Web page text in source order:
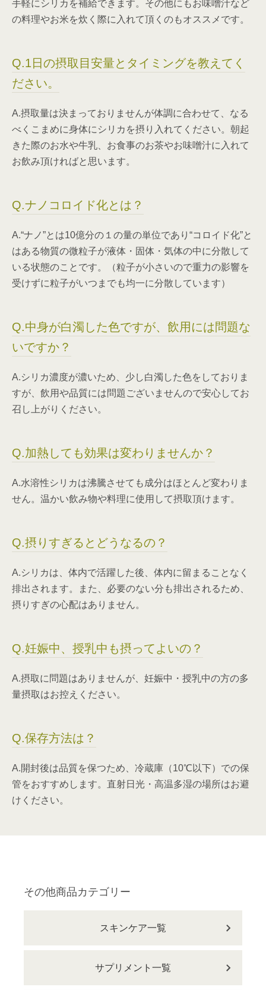
手軽にシリカを補給できます。その他にもお味噌汁など
の料理やお米を炊く際に入れて頂くのもオススメです。
Q.1日の摂取目安量とタイミングを教えてく
ださい。
A.摂取量は決まっておりませんが体調に合わせて、なる
べくこまめに身体にシリカを摂り入れてください。朝起
きた際のお水や牛乳、お食事のお茶やお味噌汁に入れて
お飲み頂ければと思います。
Q.ナノコロイド化とは？
A.“ナノ”とは10億分の１の量の単位であり“コロイド化”と
はある物質の微粒子が液体・固体・気体の中に分散して
いる状態のことです。（粒子が小さいので重力の影響を
受けずに粒子がいつまでも均一に分散しています）
Q.中身が白濁した色ですが、飲用には問題な
いですか？
A.シリカ濃度が濃いため、少し白濁した色をしておりま
すが、飲用や品質には問題ございませんので安心してお
召し上がりください。
Q.加熱しても効果は変わりませんか？
A.水溶性シリカは沸騰させても成分はほとんど変わりま
せん。温かい飲み物や料理に使用して摂取頂けます。
Q.摂りすぎるとどうなるの？
A.シリカは、体内で活躍した後、体内に留まることなく
排出されます。また、必要のない分も排出されるため、
摂りすぎの心配はありません。
Q.妊娠中、授乳中も摂ってよいの？
A.摂取に問題はありませんが、妊娠中・授乳中の方の多
量摂取はお控えください。
Q.保存方法は？
A.開封後は品質を保つため、冷蔵庫（10℃以下）での保
管をおすすめします。直射日光・高温多湿の場所はお避
けください。
その他商品カテゴリー
スキンケア一覧
サプリメント一覧